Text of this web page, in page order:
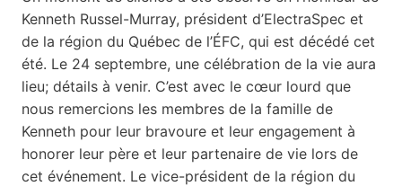
Kenneth Russel-Murray, président d’ElectraSpec et
de la région du Québec de l’ÉFC, qui est décédé cet
été. Le 24 septembre, une célébration de la vie aura
lieu; détails à venir. C’est avec le cœur lourd que
nous remercions les membres de la famille de
Kenneth pour leur bravoure et leur engagement à
honorer leur père et leur partenaire de vie lors de
cet événement. Le vice-président de la région du